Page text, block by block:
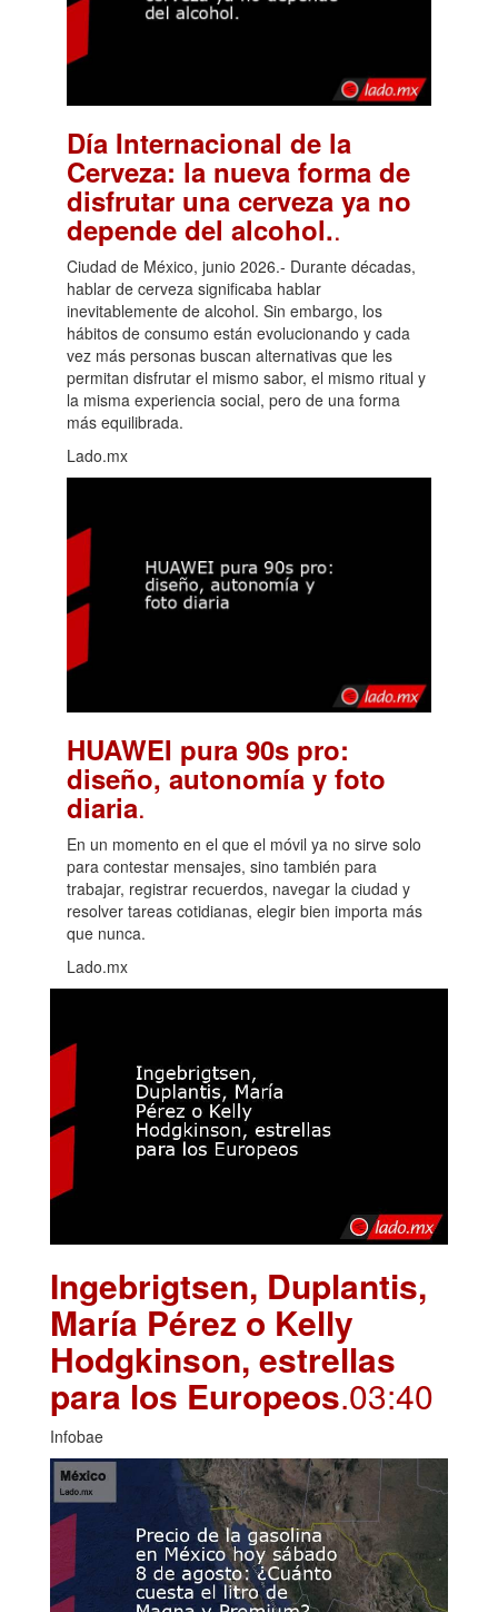
Día Internacional de la
Cerveza: la nueva forma de
disfrutar una cerveza ya no
depende del alcohol..
Ciudad de México, junio 2026.- Durante décadas,
hablar de cerveza significaba hablar
inevitablemente de alcohol. Sin embargo, los
hábitos de consumo están evolucionando y cada
vez más personas buscan alternativas que les
permitan disfrutar el mismo sabor, el mismo ritual y
la misma experiencia social, pero de una forma
más equilibrada.
Lado.mx
HUAWEI pura 90s pro:
diseño, autonomía y foto
diaria.
En un momento en el que el móvil ya no sirve solo
para contestar mensajes, sino también para
trabajar, registrar recuerdos, navegar la ciudad y
resolver tareas cotidianas, elegir bien importa más
que nunca.
Lado.mx
Ingebrigtsen, Duplantis,
María Pérez o Kelly
Hodgkinson, estrellas
para los Europeos.03:40
Infobae